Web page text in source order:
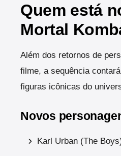
Quem está
Mortal
Além dos retornos de
filme, a sequência
figuras icônicas do
Novos
Karl Urban (The